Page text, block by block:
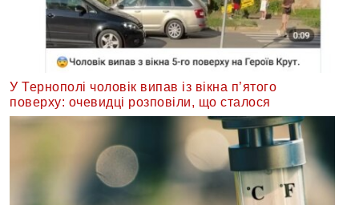
У Тернополі чоловік випав із вікна п’ятого
поверху: очевидці розповіли, що сталося